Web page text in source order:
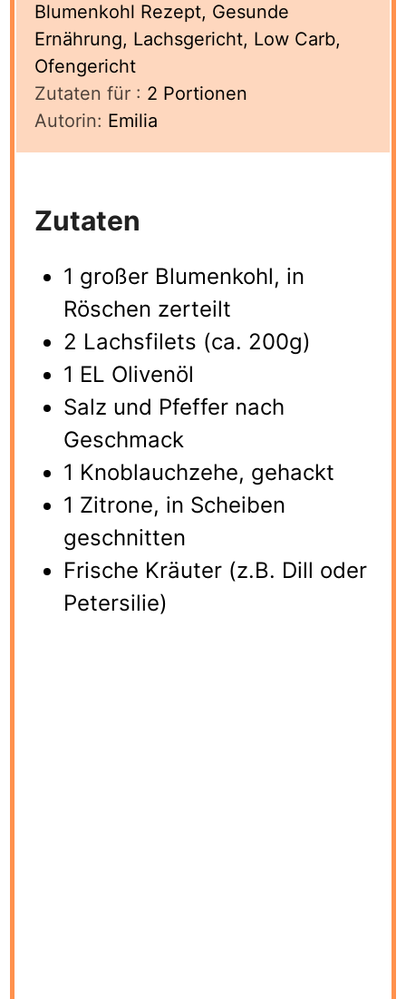
Blumenkohl Rezept, Gesunde
Ernährung, Lachsgericht, Low Carb,
Ofengericht
Zutaten für : 2 Portionen
Autorin: Emilia
Zutaten
1 großer Blumenkohl, in
Röschen zerteilt
2 Lachsfilets (ca. 200g)
1 EL Olivenöl
Salz und Pfeffer nach
Geschmack
1 Knoblauchzehe, gehackt
1 Zitrone, in Scheiben
geschnitten
Frische Kräuter (z.B. Dill oder
Petersilie)